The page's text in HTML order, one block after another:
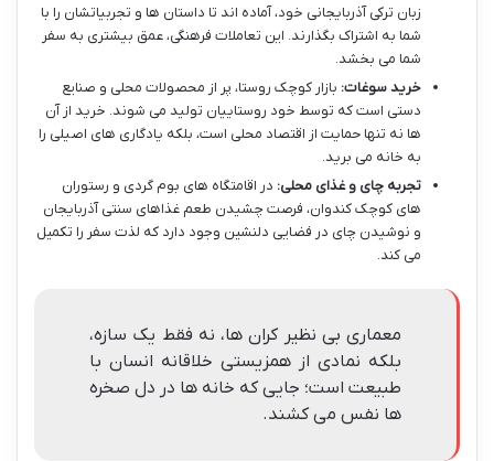
زبان ترکی آذربایجانی خود، آماده اند تا داستان ها و تجربیاتشان را با
شما به اشتراک بگذارند. این تعاملات فرهنگی، عمق بیشتری به سفر
شما می بخشد.
خرید سوغات: بازار کوچک روستا، پر از محصولات محلی و صنایع
دستی است که توسط خود روستاییان تولید می شوند. خرید از آن
ها نه تنها حمایت از اقتصاد محلی است، بلکه یادگاری های اصیلی را
به خانه می برید.
تجربه چای و غذای محلی: در اقامتگاه های بوم گردی و رستوران
های کوچک کندوان، فرصت چشیدن طعم غذاهای سنتی آذربایجان
و نوشیدن چای در فضایی دلنشین وجود دارد که لذت سفر را تکمیل
می کند.
معماری بی نظیر کران ها، نه فقط یک سازه،
بلکه نمادی از همزیستی خلاقانه انسان با
طبیعت است؛ جایی که خانه ها در دل صخره
ها نفس می کشند.